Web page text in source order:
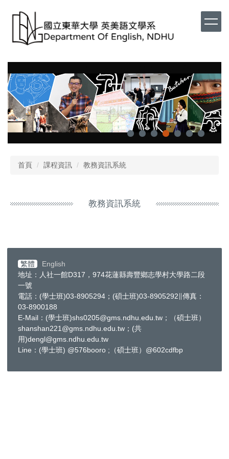
首頁 課程資訊 教務資訊系統
教務資訊系統
繁體
English
地址：人社一館D317，974花蓮縣壽豐鄉志學村大學路二段
一號
電話：(學士班)03-8905294；(碩士班)03-8905292∥傳真：
03-8900188
E-Mail：(學士班)shs0205@gms.ndhu.edu.tw；（碩士班）
shanshan221@gms.ndhu.edu.tw；(共
用)dengl@gms.ndhu.edu.tw
Line：(學士班) @576booro ;（碩士班）@602cdfbp